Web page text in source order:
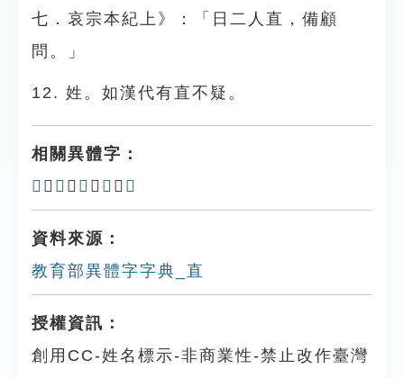
七．哀宗本紀上》：「日二人直，備顧
問。」
12. 姓。如漢代有直不疑。
相關異體字：
𣓟 、 𡇛 、 𣖇 、 𣖴 、 𥄂
資料來源：
教育部異體字字典_直
授權資訊：
創用CC-姓名標示-非商業性-禁止改作臺灣